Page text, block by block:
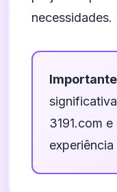
necessidades.
3191.com